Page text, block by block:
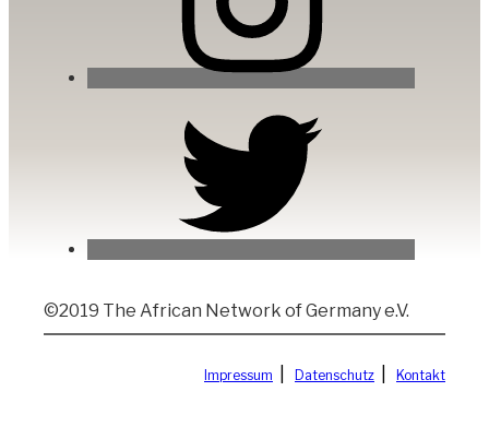
©2019 The African Network of Germany e.V.
Impressum Datenschutz Kontakt